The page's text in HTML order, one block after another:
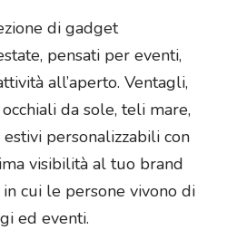
di gadget
pensati per eventi,
all’aperto. Ventagli,
da sole, teli mare,
personalizzabili con
visibilità al tuo brand
cui le persone vivono di
ed eventi.